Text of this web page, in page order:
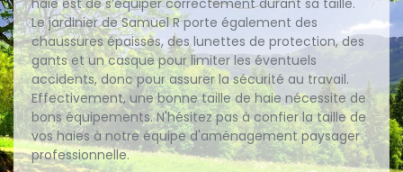
haie est de s’équiper correctement durant sa taille.
Le jardinier de Samuel R porte également des
chaussures épaisses, des lunettes de protection, des
gants et un casque pour limiter les éventuels
accidents, donc pour assurer la sécurité au travail.
Effectivement, une bonne taille de haie nécessite de
bons équipements. N'hésitez pas à confier la taille de
vos haies à notre équipe d'aménagement paysager
professionnelle.